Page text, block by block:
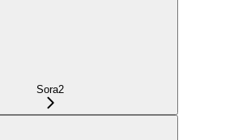
Sora2